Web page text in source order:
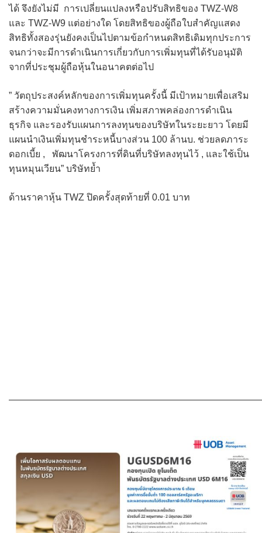
ได้ จึงยังไม่มี การเปลี่ยนแปลงหรือปรับสิทธิของ TWZ-W8
และ TWZ-W9 แต่อย่างใด โดยสิทธิของผู้ถือใบสำคัญแสดง
สิทธิทั้งสองรุ่นยังคงเป็นไปตามข้อกำหนดสิทธิเดิมทุกประการ
จนกว่าจะมีการดำเนินการเกี่ยวกับการเพิ่มทุนที่ได้รับอนุมัติ
จากที่ประชุมผู้ถือหุ้นในอนาคตต่อไป
” วัตถุประสงค์หลักของการเพิ่มทุนครั้งนี้ มีเป้าหมายเพื่อเสริม
สร้างความมั่นคงทางการเงิน เพิ่มสภาพคล่องการดำเนิน
ธุรกิจ และรองรับแผนการลงทุนของบริษัทในระยะยาว โดยมี
แผนนำเงินเพิ่มทุนชำระหนี้บางส่วน 100 ล้านบ. ช่วยลดภาระ
ดอกเบี้ย , พัฒนาโครงการที่ดินที่บริษัทลงทุนไว้ , และใช้เป็น
ทุนหมุนเวียน” บริษัทย้ำ
ด้านราคาหุ้น TWZ ปิดครั้งสุดท้ายที่ 0.01 บาท